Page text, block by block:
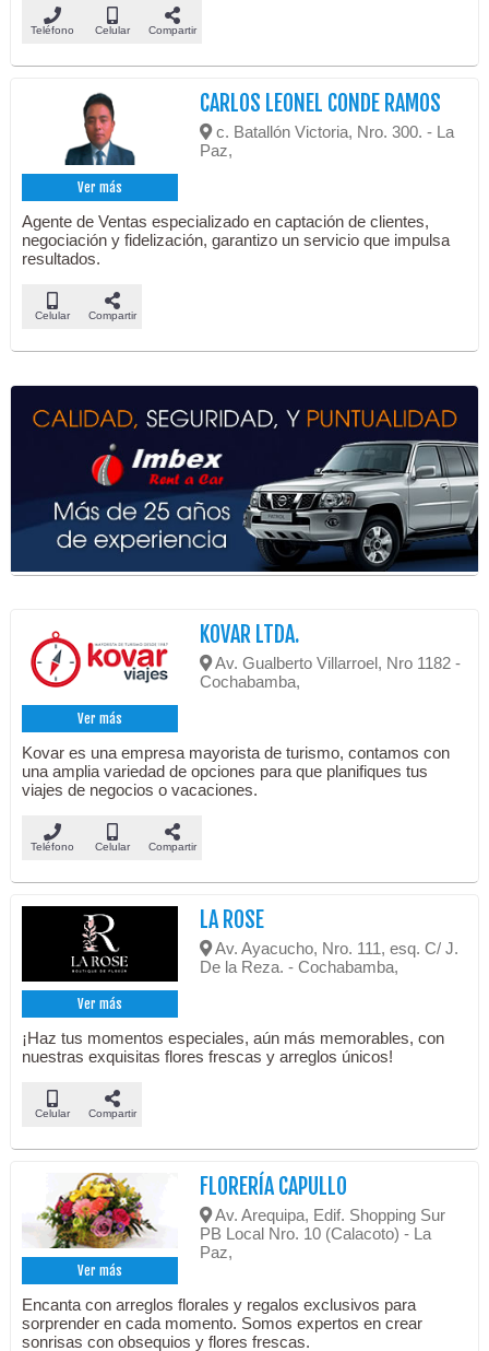
Teléfono Celular Compartir
Ver más
CARLOS LEONEL CONDE RAMOS
c. Batallón Victoria, Nro. 300. - La
Paz,
Agente de Ventas especializado en captación de clientes,
negociación y fidelización, garantizo un servicio que impulsa
resultados.
Celular Compartir
Ver más
KOVAR LTDA.
Av. Gualberto Villarroel, Nro 1182 -
Cochabamba,
Kovar es una empresa mayorista de turismo, contamos con
una amplia variedad de opciones para que planifiques tus
viajes de negocios o vacaciones.
Teléfono Celular Compartir
Ver más
LA ROSE
Av. Ayacucho, Nro. 111, esq. C/ J.
De la Reza. - Cochabamba,
¡Haz tus momentos especiales, aún más memorables, con
nuestras exquisitas flores frescas y arreglos únicos!
Celular Compartir
Ver más
FLORERÍA CAPULLO
Av. Arequipa, Edif. Shopping Sur
PB Local Nro. 10 (Calacoto) - La
Paz,
Encanta con arreglos florales y regalos exclusivos para
sorprender en cada momento. Somos expertos en crear
sonrisas con obsequios y flores frescas.